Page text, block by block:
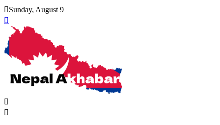
Skip
to
content
Sunday, August 9